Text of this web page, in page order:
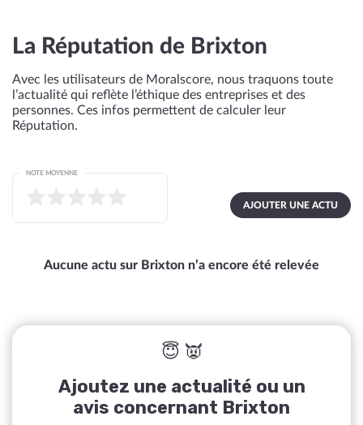
La Réputation de Brixton
Avec les utilisateurs de Moralscore, nous traquons toute
l’actualité qui reflète l’éthique des entreprises et des
personnes. Ces infos permettent de calculer leur
Réputation.
AJOUTER UNE ACTU
NOTE MOYENNE
Aucune actu sur Brixton n’a encore été relevée
😇 👿
Ajoutez une actualité ou un
avis concernant Brixton